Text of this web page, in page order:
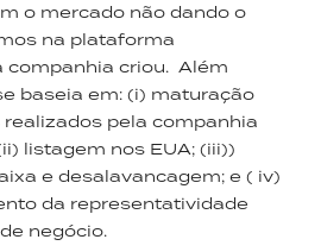
o mercado não dando o
na plataforma
companhia criou. Além
baseia em: (i) maturação
pela companhia
listagem nos EUA; (iii))
e desalavancagem; e ( iv)
da representatividade
negócio.